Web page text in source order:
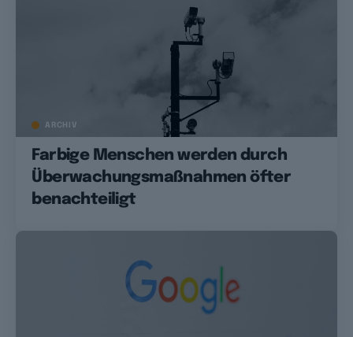
ARCHIV
Farbige Menschen werden durch
Überwachungsmaßnahmen öfter
benachteiligt